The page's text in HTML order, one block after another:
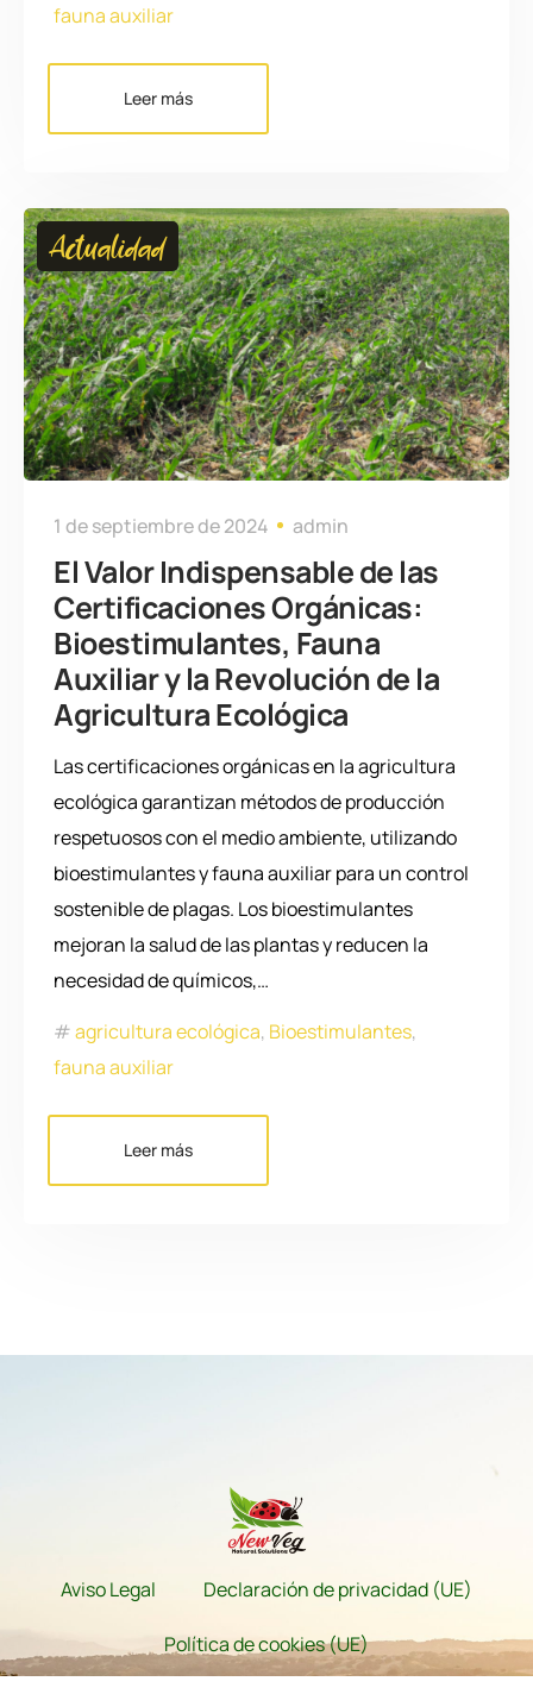
fauna auxiliar
Leer más
Actualidad
1 de septiembre de 2024 admin
El Valor Indispensable de las
Certificaciones Orgánicas:
Bioestimulantes, Fauna
Auxiliar y la Revolución de la
Agricultura Ecológica
Las certificaciones orgánicas en la agricultura
ecológica garantizan métodos de producción
respetuosos con el medio ambiente, utilizando
bioestimulantes y fauna auxiliar para un control
sostenible de plagas. Los bioestimulantes
mejoran la salud de las plantas y reducen la
necesidad de químicos,…
agricultura ecológica, Bioestimulantes,
fauna auxiliar
Leer más
Aviso Legal Declaración de privacidad (UE)
Política de cookies (UE)